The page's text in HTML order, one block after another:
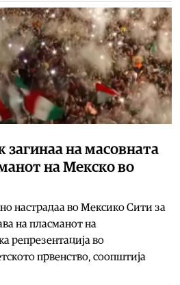
загинаа на масовната
на Мекско во
настрадаа во Мексико Сити за
на пласманот на
репрезентација во
првенство, соопштија